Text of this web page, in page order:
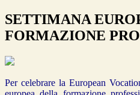
SETTIMANA
FORMAZIONE
Per celebrare la European